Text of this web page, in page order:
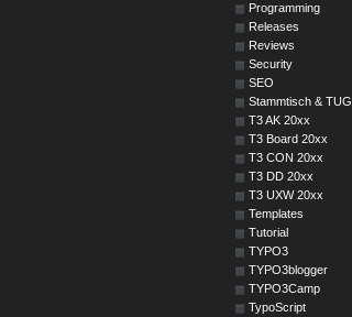
Programming
Releases
Reviews
Security
SEO
Stammtisch & TUG
T3 AK 20xx
T3 Board 20xx
T3 CON 20xx
T3 DD 20xx
T3 UXW 20xx
Templates
Tutorial
TYPO3
TYPO3blogger
TYPO3Camp
TypoScript